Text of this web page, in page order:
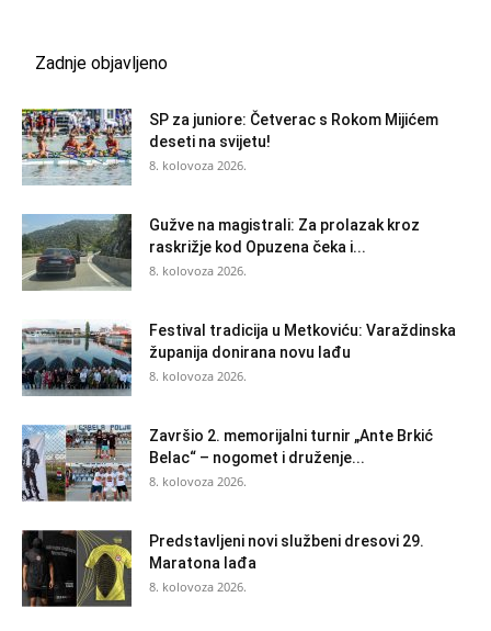
Zadnje objavljeno
SP za juniore: Četverac s Rokom Mijićem
deseti na svijetu!
8. kolovoza 2026.
Gužve na magistrali: Za prolazak kroz
raskrižje kod Opuzena čeka i...
8. kolovoza 2026.
Festival tradicija u Metkoviću: Varaždinska
županija donirana novu lađu
8. kolovoza 2026.
Završio 2. memorijalni turnir „Ante Brkić
Belac“ – nogomet i druženje...
8. kolovoza 2026.
Predstavljeni novi službeni dresovi 29.
Maratona lađa
8. kolovoza 2026.